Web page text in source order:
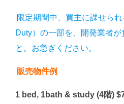
限定期間中、買主に課せら
Duty）の一部を、開発業者が
と。お急ぎください。
販売物件例
1 bed, 1bath & study (4階)